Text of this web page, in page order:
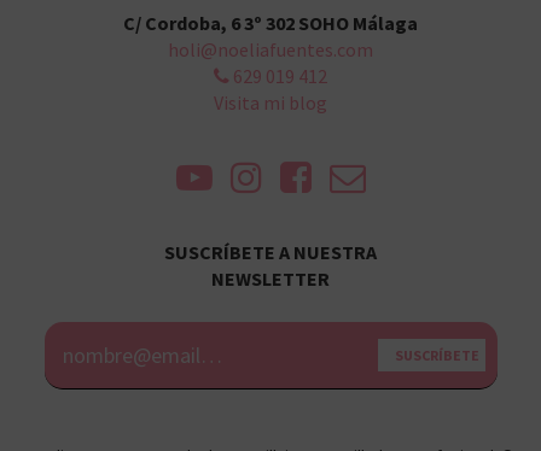
C/ Cordoba, 6 3º 302 SOHO Málaga
holi@noeliafuentes.com
629 019 412
Visita mi blog
SUSCRÍBETE A NUESTRA
NEWSLETTER
Alternative: